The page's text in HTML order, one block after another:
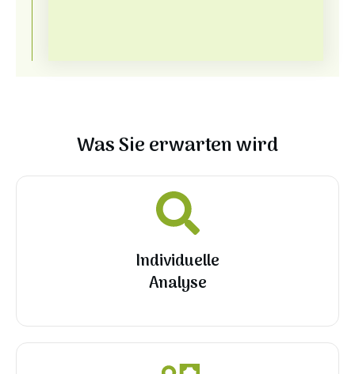
Was Sie erwarten wird
Individuelle
Analyse